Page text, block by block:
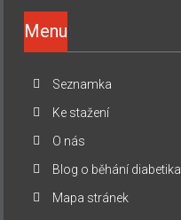
Menu
Seznamka
Ke stažení
O nás
Blog o běhání diabetika
Mapa stránek